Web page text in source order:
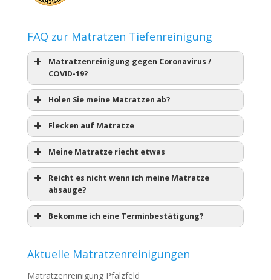
FAQ zur Matratzen Tiefenreinigung
Matratzenreinigung gegen Coronavirus /
COVID-19?
Holen Sie meine Matratzen ab?
Flecken auf Matratze
Meine Matratze riecht etwas
Reicht es nicht wenn ich meine Matratze
absauge?
Bekomme ich eine Terminbestätigung?
Aktuelle Matratzenreinigungen
Matratzenreinigung Pfalzfeld